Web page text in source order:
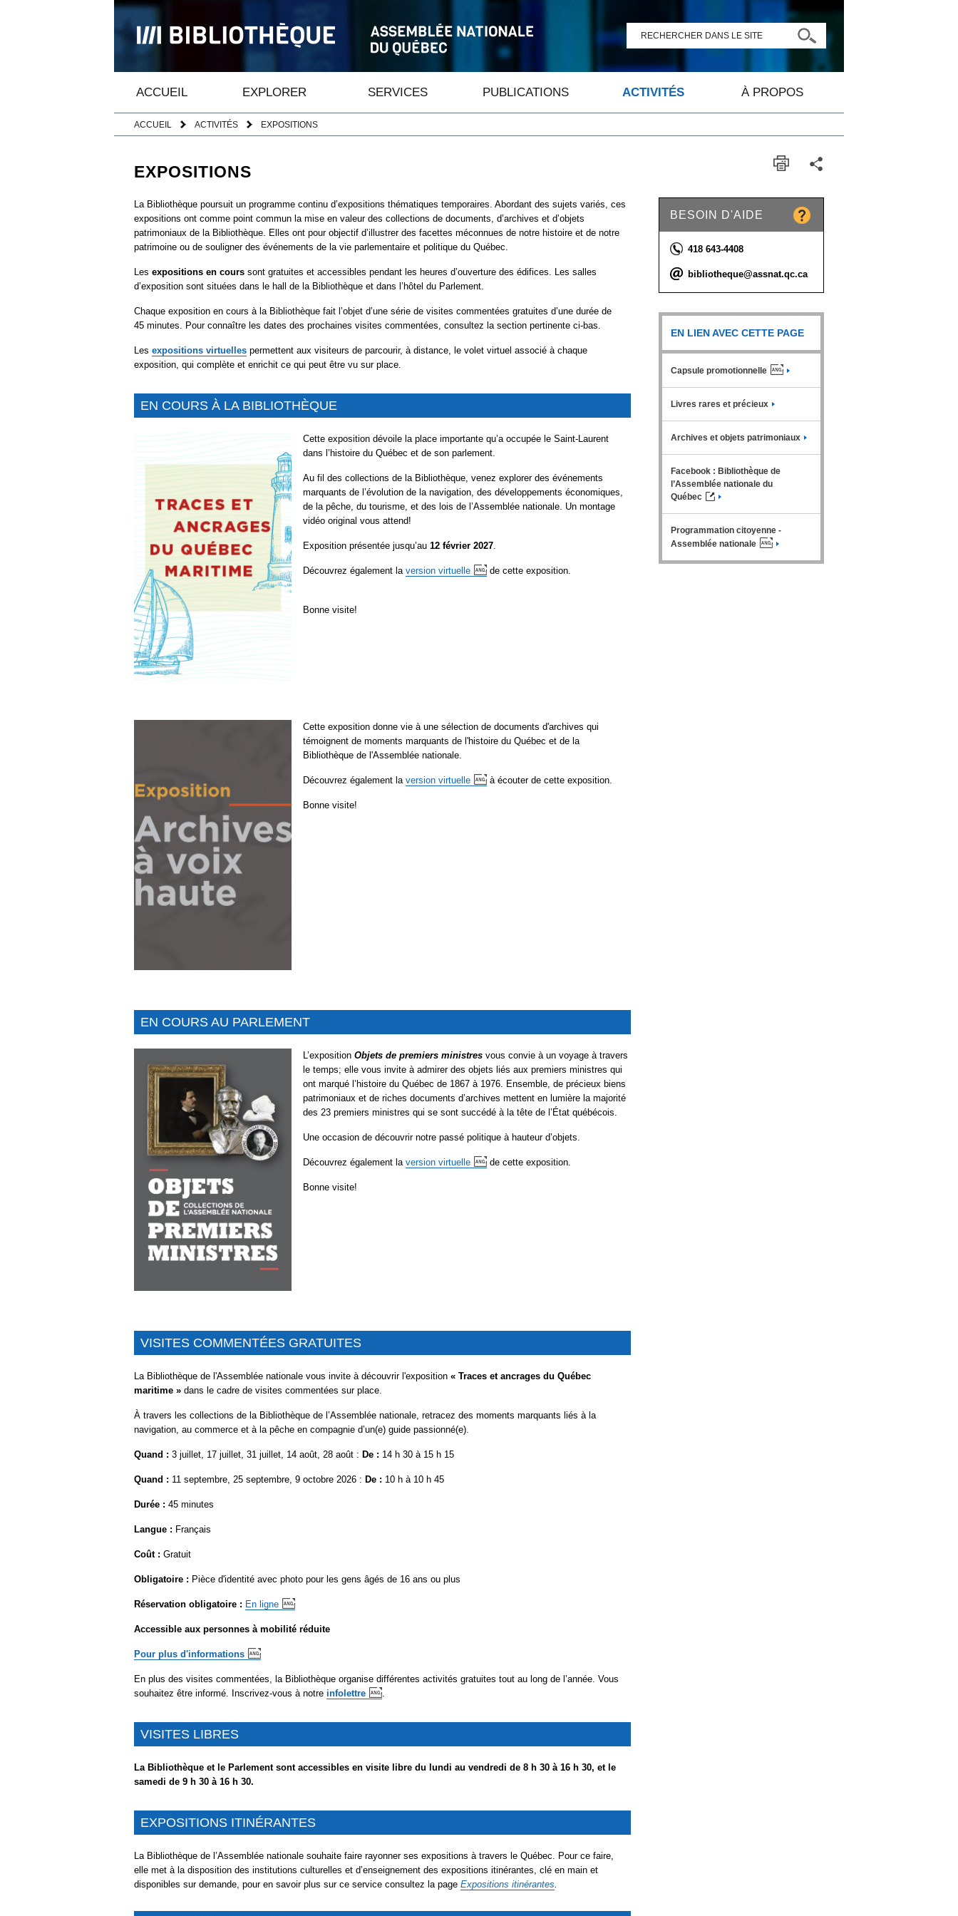
RECHERCHER DANS LE SITE
ACCUEIL EXPLORER SERVICES PUBLICATIONS ACTIVITÉS À PROPOS
ACCUEIL ACTIVITÉS EXPOSITIONS
EXPOSITIONS
La Bibliothèque poursuit un programme continu d’expositions thématiques temporaires. Abordant des sujets variés, ces
expositions ont comme point commun la mise en valeur des collections de documents, d’archives et d’objets
patrimoniaux de la Bibliothèque. Elles ont pour objectif d’illustrer des facettes méconnues de notre histoire et de notre
patrimoine ou de souligner des événements de la vie parlementaire et politique du Québec.
Les expositions en cours sont gratuites et accessibles pendant les heures d’ouverture des édifices. Les salles
d’exposition sont situées dans le hall de la Bibliothèque et dans l’hôtel du Parlement.
Chaque exposition en cours à la Bibliothèque fait l’objet d’une série de visites commentées gratuites d’une durée de
45 minutes. Pour connaître les dates des prochaines visites commentées, consultez la section pertinente ci-bas.
Les expositions virtuelles permettent aux visiteurs de parcourir, à distance, le volet virtuel associé à chaque
exposition, qui complète et enrichit ce qui peut être vu sur place.
EN COURS À LA BIBLIOTHÈQUE
Cette exposition dévoile la place importante qu’a occupée le Saint-Laurent
dans l’histoire du Québec et de son parlement.
Au fil des collections de la Bibliothèque, venez explorer des événements
marquants de l’évolution de la navigation, des développements économiques,
de la pêche, du tourisme, et des lois de l’Assemblée nationale. Un montage
vidéo original vous attend!
Exposition présentée jusqu’au 12 février 2027.
Découvrez également la version virtuelle de cette exposition.
Bonne visite!
Cette exposition donne vie à une sélection de documents d'archives qui
témoignent de moments marquants de l'histoire du Québec et de la
Bibliothèque de l'Assemblée nationale.
Découvrez également la version virtuelle à écouter de cette exposition.
Bonne visite!
EN COURS AU PARLEMENT
L’exposition Objets de premiers ministres vous convie à un voyage à travers
le temps; elle vous invite à admirer des objets liés aux premiers ministres qui
ont marqué l’histoire du Québec de 1867 à 1976. Ensemble, de précieux biens
patrimoniaux et de riches documents d’archives mettent en lumière la majorité
des 23 premiers ministres qui se sont succédé à la tête de l’État québécois.
Une occasion de découvrir notre passé politique à hauteur d’objets.
Découvrez également la version virtuelle de cette exposition.
Bonne visite!
VISITES COMMENTÉES GRATUITES
La Bibliothèque de l'Assemblée nationale vous invite à découvrir l'exposition « Traces et ancrages du Québec
maritime » dans le cadre de visites commentées sur place.
À travers les collections de la Bibliothèque de l’Assemblée nationale, retracez des moments marquants liés à la
navigation, au commerce et à la pêche en compagnie d’un(e) guide passionné(e).
Quand : 3 juillet, 17 juillet, 31 juillet, 14 août, 28 août : De : 14 h 30 à 15 h 15
Quand : 11 septembre, 25 septembre, 9 octobre 2026 : De : 10 h à 10 h 45
Durée : 45 minutes
Langue : Français
Coût : Gratuit
Obligatoire : Pièce d'identité avec photo pour les gens âgés de 16 ans ou plus
Réservation obligatoire : En ligne
Accessible aux personnes à mobilité réduite
Pour plus d'informations
En plus des visites commentées, la Bibliothèque organise différentes activités gratuites tout au long de l’année. Vous
souhaitez être informé. Inscrivez-vous à notre infolettre .
VISITES LIBRES
La Bibliothèque et le Parlement sont accessibles en visite libre du lundi au vendredi de 8 h 30 à 16 h 30, et le
samedi de 9 h 30 à 16 h 30.
EXPOSITIONS ITINÉRANTES
La Bibliothèque de l’Assemblée nationale souhaite faire rayonner ses expositions à travers le Québec. Pour ce faire,
elle met à la disposition des institutions culturelles et d’enseignement des expositions itinérantes, clé en main et
disponibles sur demande, pour en savoir plus sur ce service consultez la page Expositions itinérantes.
BESOIN D'AIDE
Téléphone :
418 643-4408
Courriel :
bibliotheque@assnat.qc.ca
EN LIEN AVEC CETTE PAGE
Capsule promotionnelle
Livres rares et précieux
Archives et objets patrimoniaux
Facebook : Bibliothèque de
l’Assemblée nationale du
Québec
Programmation citoyenne -
Assemblée nationale